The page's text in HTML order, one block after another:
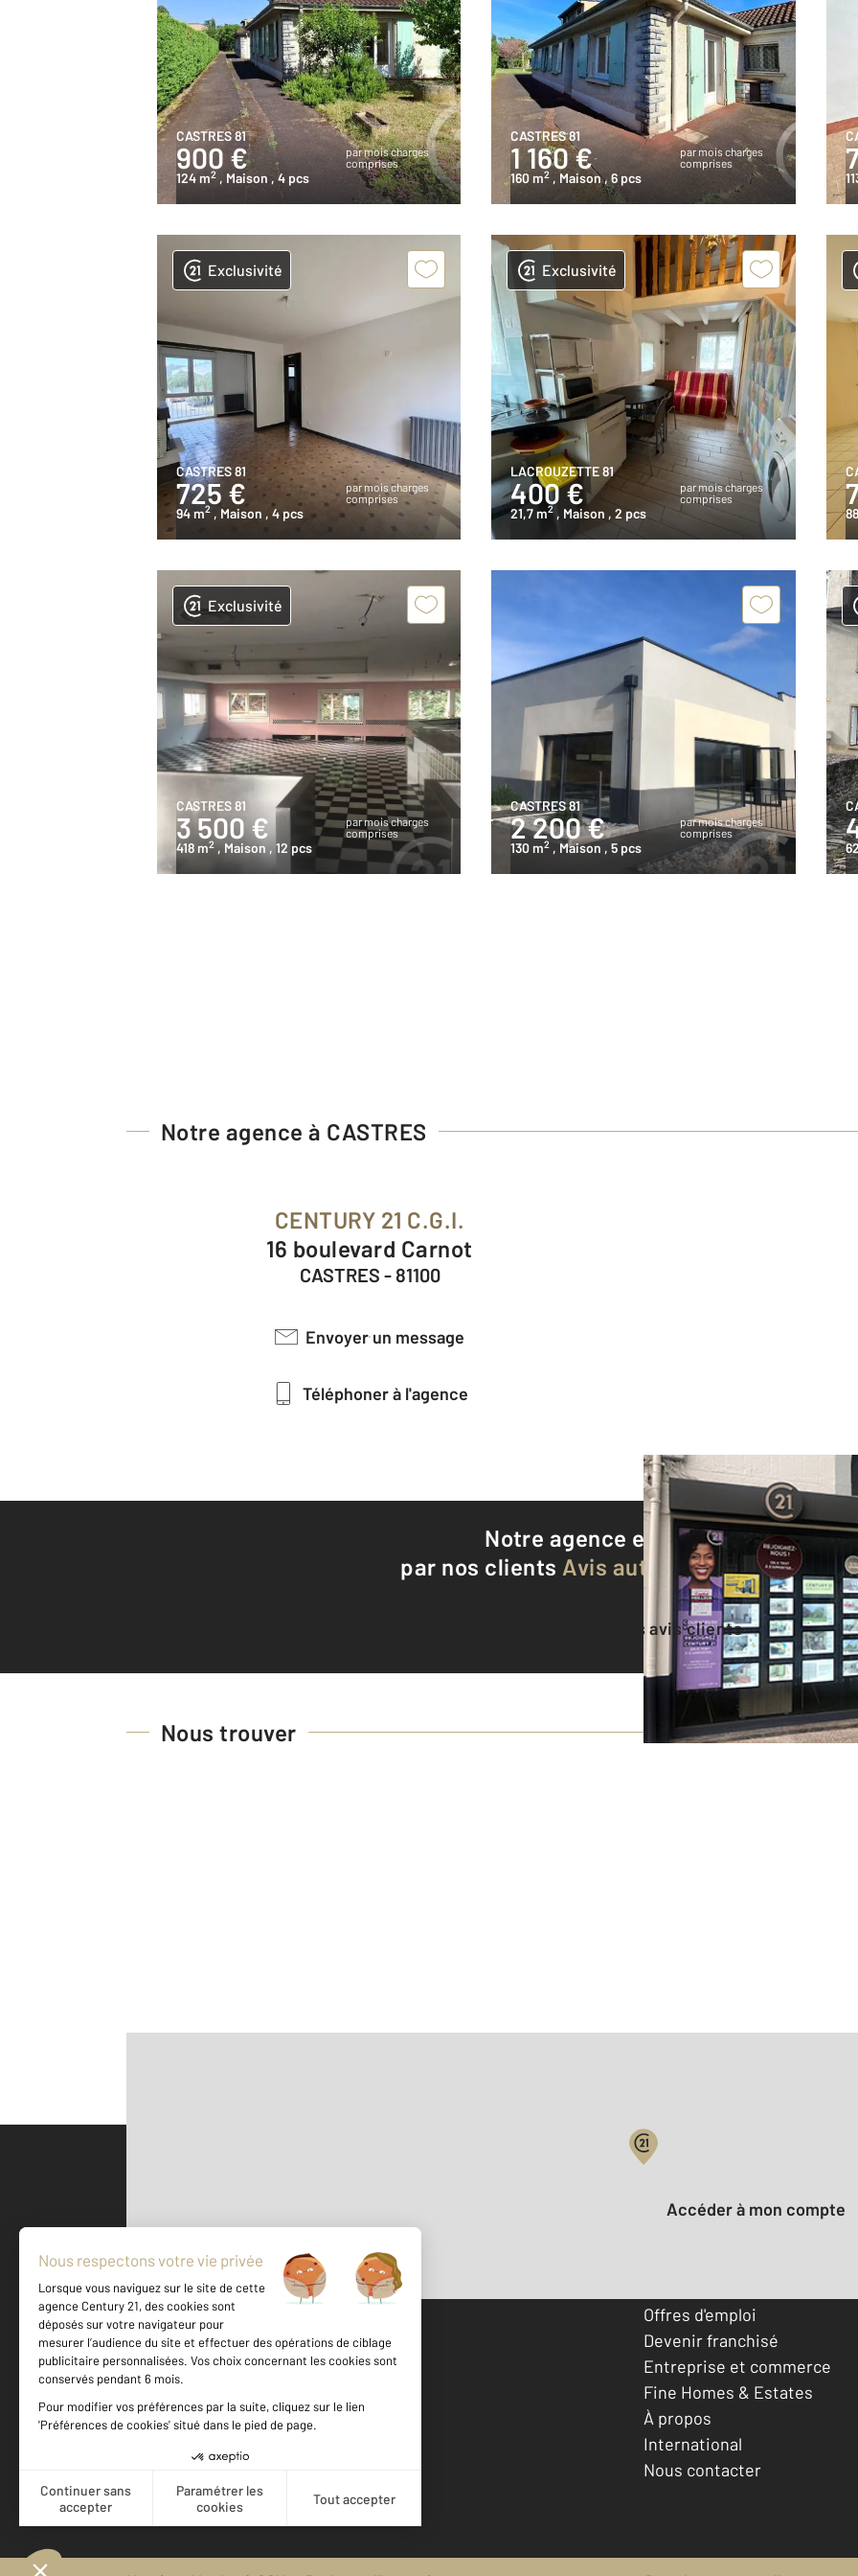
CASTRES 81
900 €
par mois charges
comprises
124 m2 , Maison , 4 pcs
CASTRES 81
1 160 €
par mois charges
comprises
160 m2 , Maison, 6 pcs
Exclusivité
CASTRES 81
725 €
par mois charges
comprises
94 m2 , Maison , 4 pcs
Exclusivité
LACROUZETTE 81
400 €
par mois charges
comprises
21,7 m2 , Maison , 2 pcs
Exclusivité
CASTRES 81
3 500 €
par mois charges
comprises
418 m2 , Maison , 12 pcs
CASTRES 81
2 200 €
par mois charges
comprises
130 m2 , Maison , 5 pcs
Notre agence à CASTRES
CENTURY 21 C.G.I.
16 boulevard Carnot
CASTRES - 81100
Envoyer un message
Téléphoner à l'agence
Notre agence est notée
9,2/10
par nos clients Avis authentifiés par
Voir tous les avis clients
Nous trouver
500 m ©Mappy
Votre compte :
Accéder à mon compte
Votre agence est notée
Achat
Location
Offres d'emploi
Devenir franchisé
Entreprise et commerce
Fine Homes & Estates
À propos
International
Nous contacter